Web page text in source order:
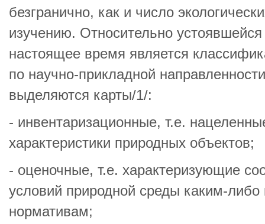
безгранично, как и число
изучению. Относительно
настоящее время является
по научно-прикладной
выделяются карты/1/:
- инвентаризационные, т.е.
характеристики природных объектов;
- оценочные, т.е. характеризующие
условий природной среды каким-либо
нормативам;